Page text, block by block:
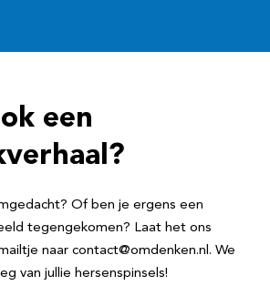
een
Of ben je ergens een
tegengekomen? Laat het ons
naar contact@omdenken.nl. We
van jullie hersenspinsels!